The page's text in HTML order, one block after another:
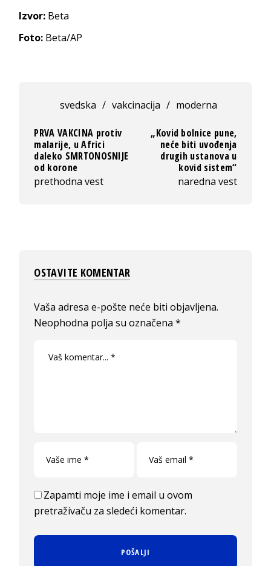
Izvor: Beta
Foto: Beta/AP
svedska / vakcinacija / moderna
PRVA VAKCINA protiv
malarije, u Africi
daleko SMRTONOSNIJE
od korone
prethodna vest
„Kovid bolnice pune,
neće biti uvođenja
drugih ustanova u
kovid sistem“
naredna vest
OSTAVITE KOMENTAR
Vaša adresa e-pošte neće biti objavljena.
Neophodna polja su označena*
Zapamti moje ime i email u ovom
pretraživaču za sledeći komentar.